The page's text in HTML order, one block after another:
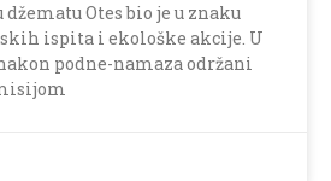
Otes bio je u znaku
ispita i ekološke akcije. U
nakon podne-namaza održani